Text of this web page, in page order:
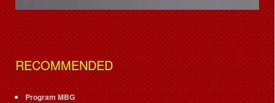
RECOMMENDED
Program MBG